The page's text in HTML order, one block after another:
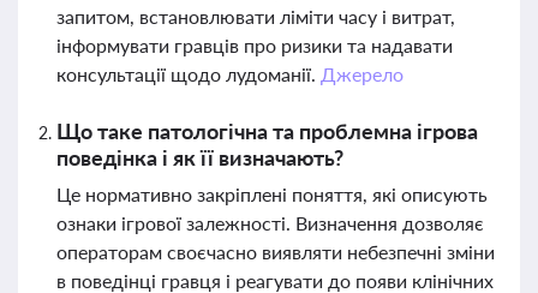
запитом, встановлювати ліміти часу і витрат,
інформувати гравців про ризики та надавати
консультації щодо лудоманії. Джерело
Що таке патологічна та проблемна ігрова
поведінка і як її визначають?
Це нормативно закріплені поняття, які описують
ознаки ігрової залежності. Визначення дозволяє
операторам своєчасно виявляти небезпечні зміни
в поведінці гравця і реагувати до появи клінічних